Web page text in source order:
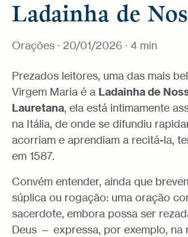
Ladainha de
Orações · 20/01/2026 · 4 min
Prezados leitores, uma das mais
Virgem Maria é a Ladainha de
Lauretana, ela está intimamente
na Itália, de onde se difundiu
acorriam e aprendiam a recitá-la,
em 1587.
Convém entender, ainda que
súplica ou rogação: uma oração
sacerdote, embora possa ser
Deus — expressa, por exemplo, na